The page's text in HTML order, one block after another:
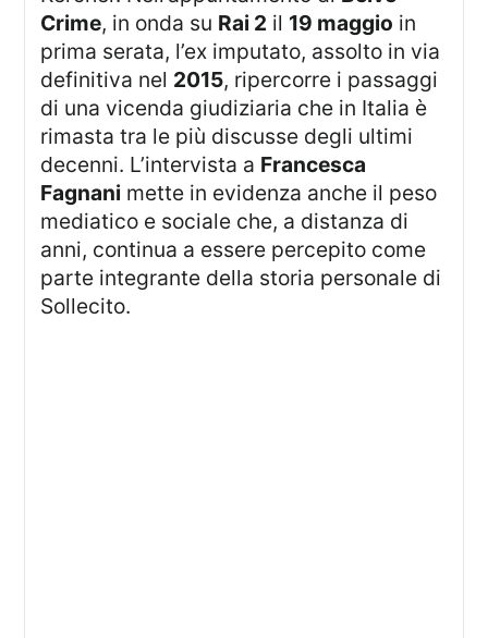
Crime, in onda su Rai 2 il 19 maggio in
prima serata, l’ex imputato, assolto in via
definitiva nel 2015, ripercorre i passaggi
di una vicenda giudiziaria che in Italia è
rimasta tra le più discusse degli ultimi
decenni. L’intervista a Francesca
Fagnani mette in evidenza anche il peso
mediatico e sociale che, a distanza di
anni, continua a essere percepito come
parte integrante della storia personale di
Sollecito.